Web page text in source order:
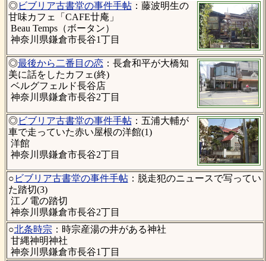
◎ビブリア古書堂の事件手帖：藤波明生の
甘味カフェ「CAFE廿庵」
Beau Temps（ボータン）
神奈川県鎌倉市長谷1丁目
◎最後から二番目の恋：長倉和平が大橋知
美に話をしたカフェ(終)
ベルグフェルド長谷店
神奈川県鎌倉市長谷2丁目
◎ビブリア古書堂の事件手帖：五浦大輔が
車で走っていた赤い屋根の洋館(1)
洋館
神奈川県鎌倉市長谷2丁目
○ ビブリア古書堂の事件手帖：脱走犯のニュースで写ってい
た踏切(3)
江ノ電の踏切
神奈川県鎌倉市長谷2丁目
○北条時宗：時宗産湯の井がある神社
甘縄神明神社
神奈川県鎌倉市長谷1丁目